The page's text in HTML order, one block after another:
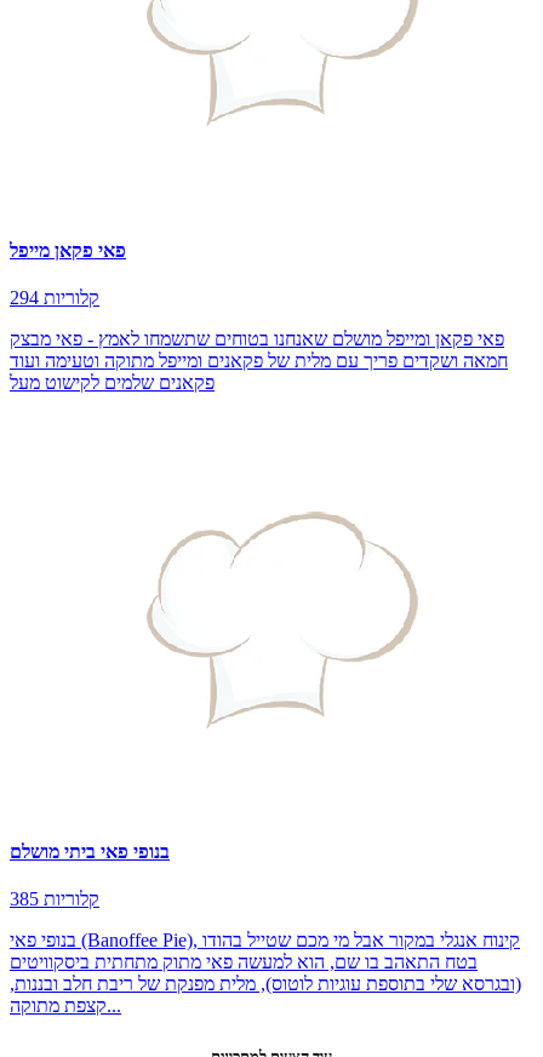
פאי פקאן מייפל
294 קלוריות
פאי פקאן ומייפל מושלם שאנחנו בטוחים שתשמחו לאמץ - פאי מבצק
חמאה ושקדים פריך עם מלית של פקאנים ומייפל מתוקה וטעימה ועוד
פקאנים שלמים לקישוט מעל
בנופי פאי ביתי מושלם
385 קלוריות
בנופי פאי (Banoffee Pie), קינוח אנגלי במקור אבל מי מכם שטייל בהודו
בטח התאהב בו שם, הוא למעשה פאי מתוק מתחתית ביסקוויטים
(ובגרסא שלי בתוספת עוגיות לוטוס), מלית מפנקת של ריבת חלב ובננות,
קצפת מתוקה...